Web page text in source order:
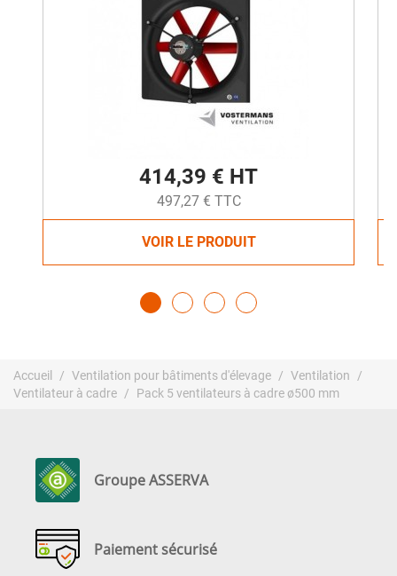
414,39 € HT
497,27 € TTC
VOIR LE PRODUIT
Accueil Ventilation pour bâtiments d'élevage
Ventilation
Ventilateur à cadre
Pack 5 ventilateurs à cadre ø500 mm
Groupe ASSERVA
Paiement sécurisé